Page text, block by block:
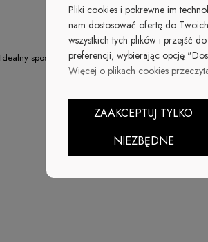
Idealny sposób na błyszczące paznokcie.
Pliki cookies i pokrewne im
nam dostosować ofertę do
wszystkich tych plików i przejść
preferencji, wybierając opcję
Więcej o plikach cookies
ZAAKCEPTUJ TYLKO
NIEZBĘDNE